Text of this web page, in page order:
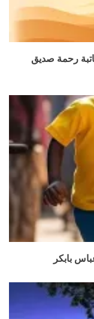
رحمة صديق